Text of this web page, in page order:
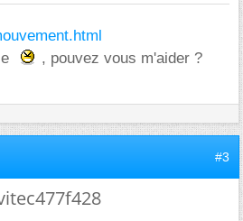
, pouvez vous m'aider ?
#3